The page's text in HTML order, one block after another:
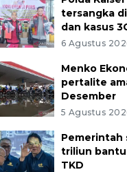
tersangka
dan kasus
6 Agustus
Menko
pertalite
Desember
5 Agustus
Pemerintah
triliun bantu
TKD